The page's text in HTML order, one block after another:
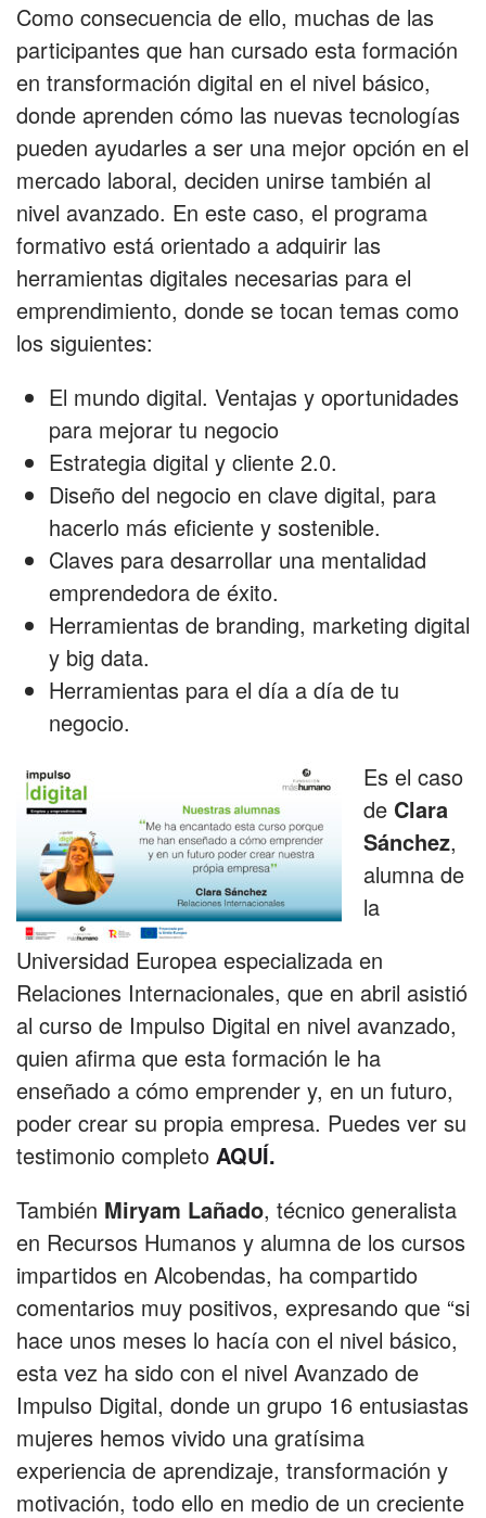
Como consecuencia de ello, muchas de las
participantes que han cursado esta formación
en transformación digital en el nivel básico,
donde aprenden cómo las nuevas tecnologías
pueden ayudarles a ser una mejor opción en el
mercado laboral, deciden unirse también al
nivel avanzado. En este caso, el programa
formativo está orientado a adquirir las
herramientas digitales necesarias para el
emprendimiento, donde se tocan temas como
los siguientes:
El mundo digital. Ventajas y oportunidades
para mejorar tu negocio
Estrategia digital y cliente 2.0.
Diseño del negocio en clave digital, para
hacerlo más eficiente y sostenible.
Claves para desarrollar una mentalidad
emprendedora de éxito.
Herramientas de branding, marketing digital
y big data.
Herramientas para el día a día de tu
negocio.
Es el caso
de Clara
Sánchez,
alumna de
la
Universidad Europea especializada en
Relaciones Internacionales, que en abril asistió
al curso de Impulso Digital en nivel avanzado,
quien afirma que esta formación le ha
enseñado a cómo emprender y, en un futuro,
poder crear su propia empresa. Puedes ver su
testimonio completo AQUÍ.
También Miryam Lañado, técnico generalista
en Recursos Humanos y alumna de los cursos
impartidos en Alcobendas, ha compartido
comentarios muy positivos, expresando que “si
hace unos meses lo hacía con el nivel básico,
esta vez ha sido con el nivel Avanzado de
Impulso Digital, donde un grupo 16 entusiastas
mujeres hemos vivido una gratísima
experiencia de aprendizaje, transformación y
motivación, todo ello en medio de un creciente